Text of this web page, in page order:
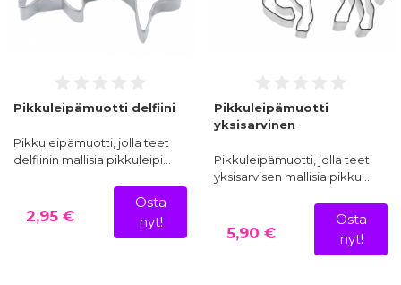
Pikkuleipämuotti delfiini
Pikkuleipämuotti, jolla teet
delfiinin mallisia pikkuleipi…
2,95 €
Osta
nyt!
Pikkuleipämuotti
yksisarvinen
Pikkuleipämuotti, jolla teet
yksisarvisen mallisia pikku…
5,90 €
Osta
nyt!